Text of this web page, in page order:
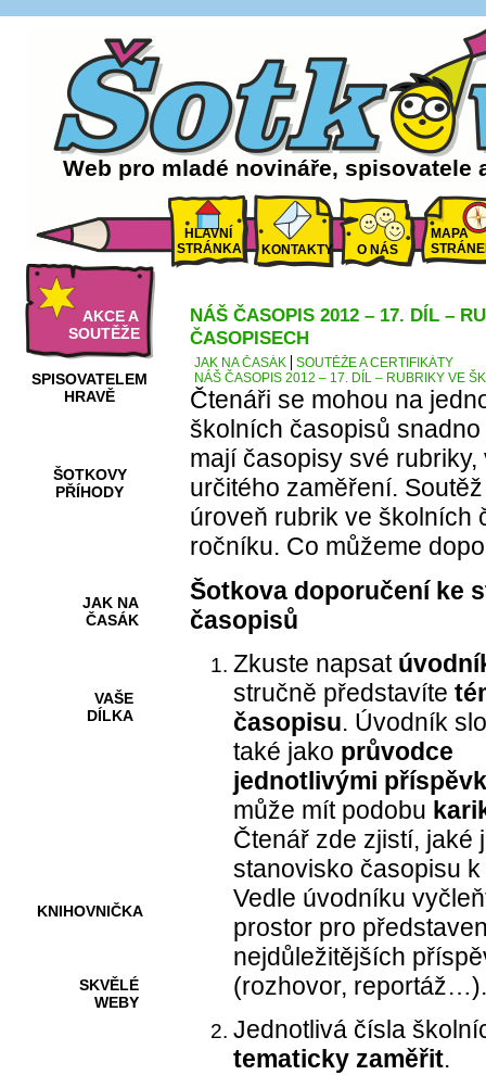
Web pro mladé novináře, spisovatele
HLAVNÍ
STRÁNKA
KONTAKTY O NÁS
MAPA
AKCE A
SOUTĚŽE
SPISOVATELEM
HRAVĚ
ŠOTKOVY
PŘÍHODY
JAK NA
ČASÁK
VAŠE
DÍLKA
KNIHOVNIČKA
SKVĚLÉ
WEBY
NÁŠ ČASOPIS 2012 – 17. DÍL –
ČASOPISECH
JAK NA ČASÁK
SOUTĚŽE A CERTIFIKÁTY
NÁŠ ČASOPIS 2012 – 17. DÍL – RUBRIKY VE
Čtenáři se mohou na
školních časopisů
mají časopisy své
určitého zaměření.
úroveň rubrik ve školních
ročníku. Co můžeme
Šotkova doporučení ke
časopisů
Zkuste napsat
stručně představíte
časopisu. Úvodník
také jako průvodce
jednotlivými
může mít podobu
Čtenář zde zjistí, jaké
stanovisko časopisu k
Vedle úvodníku
prostor pro
nejdůležitějších
(rozhovor, reportáž…).
Jednotlivá čísla
tematicky zaměřit.